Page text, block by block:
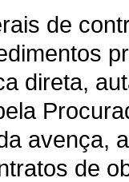
de
direta,
avença,
de